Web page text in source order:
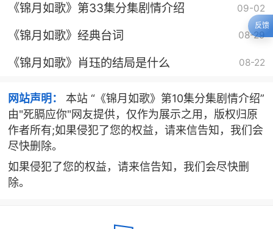
《锦月如歌》第33集分集剧情介绍 09-02
《锦月如歌》经典台词 08-29
《锦月如歌》肖珏的结局是什么 08-22
网站声明：
本站 “《锦月如歌》第10集分集剧情介绍”
由"死膈应你"网友提供，仅作为展示之用，版权归原
作者所有;如果侵犯了您的权益，请来信告知，我们会
尽快删除。
如果侵犯了您的权益，请来信告知，我们会尽快删
除。
反馈